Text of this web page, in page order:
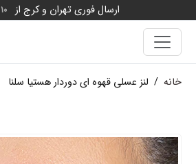
ارسال فوری تهران و کرج از 10
خانه / لنز عسلی قهوه ای دوردار هستیا سلنا